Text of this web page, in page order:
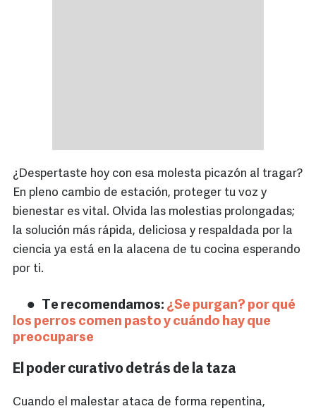
¿Despertaste hoy con esa molesta picazón al tragar?
En pleno cambio de estación, proteger tu voz y
bienestar es vital. Olvida las molestias prolongadas;
la solución más rápida, deliciosa y respaldada por la
ciencia ya está en la alacena de tu cocina esperando
por ti.
Te recomendamos: ¿Se purgan? por qué
los perros comen pasto y cuándo hay que
preocuparse
El poder curativo detrás de la taza
Cuando el malestar ataca de forma repentina,